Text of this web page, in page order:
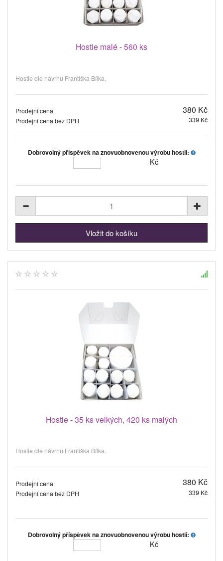
Hostie malé - 560 ks
Hostie dle návrhu Františka Bílka.
Prodejní cena 380 Kč
Prodejní cena bez DPH 339 Kč
Dobrovolný příspěvek na znovuobnovenou výrobu hostií:
Kč
Hostie - 35 ks velkých, 420 ks malých
Hostie dle návrhu Františka Bílka.
Prodejní cena 380 Kč
Prodejní cena bez DPH 339 Kč
Dobrovolný příspěvek na znovuobnovenou výrobu hostií:
Kč